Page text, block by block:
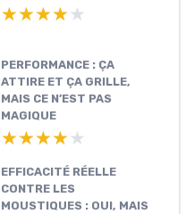
★★★★★
★★★★★
PERFORMANCE : ÇA
ATTIRE ET ÇA GRILLE,
MAIS CE N’EST PAS
MAGIQUE
★★★★★
★★★★★
EFFICACITÉ RÉELLE
CONTRE LES
MOUSTIQUES : OUI, MAIS